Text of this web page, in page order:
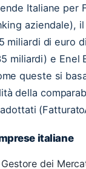
Italiane per
aziendale),
miliardi di euro
miliardi) e
queste si
della
italiane
Gestore dei